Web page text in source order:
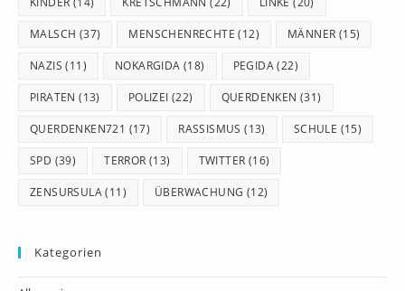
MALSCH (37) MENSCHENRECHTE (12) MÄNNER (15)
NAZIS (11) NOKARGIDA (18) PEGIDA(22)
PIRATEN (13) POLIZEI (22) QUERDENKEN (31)
QUERDENKEN721 (17) RASSISMUS (13) SCHULE (15)
SPD (39) TERROR (13) TWITTER (16)
ZENSURSULA(11) ÜBERWACHUNG (12)
Kategorien